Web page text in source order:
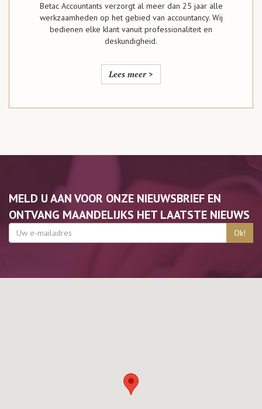
Betac Accountants verzorgt al meer dan 25 jaar alle
werkzaamheden op het gebied van accountancy. Wij
bedienen elke klant vanuit professionaliteit en
deskundigheid.
Lees meer >
MELD U AAN VOOR ONZE NIEUWSBRIEF EN
ONTVANG MAANDELIJKS HET LAATSTE NIEUWS
Ok!